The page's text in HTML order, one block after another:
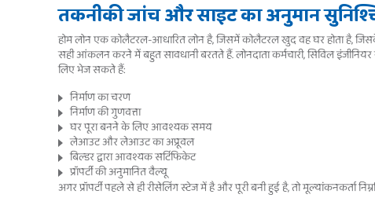
तकनीकी जांच और साइट का अनुमान
होम लोन एक कोलैटरल-आधारित लोन है, जिसमें कोलैटरल खुद वह घर होता है, जिसके
सही आंकलन करने में बहुत सावधानी बरतते हैं. लोनदाता कर्मचारी, सिविल
लिए भेज सकते हैं:
निर्माण का चरण
निर्माण की गुणवत्ता
घर पूरा बनने के लिए आवश्यक समय
लेआउट और लेआउट का अप्रूवल
बिल्डर द्वारा आवश्यक सर्टिफिकेट
प्रॉपर्टी की अनुमानित वैल्यू
अगर प्रॉपर्टी पहले से ही रीसेलिंग स्टेज में है और पूरी बनी हुई है, तो मूल्यांकनकर्ता